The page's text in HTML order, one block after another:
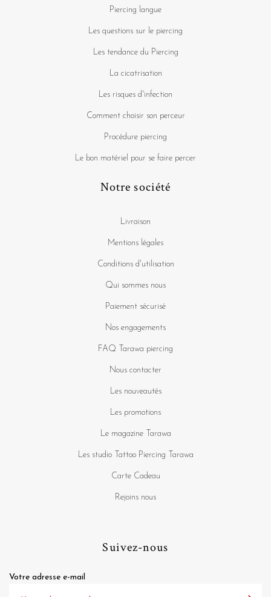
La cicatrisation
Les risques d'infection
Comment choisir son perceur
Procédure piercing
Le bon matériel pour se faire percer
Notre société
Livraison
Qui sommes nous
Paiement sécurisé
Nos engagements
FAQ Tarawa piercing
Nous contacter
Les nouveautés
Les promotions
Le magazine Tarawa
Les studio Tattoo Piercing Tarawa
Carte Cadeau
Rejoins nous
Suivez-nous
J'accepte de recevoir par e-mail les offres et nouveautés de la